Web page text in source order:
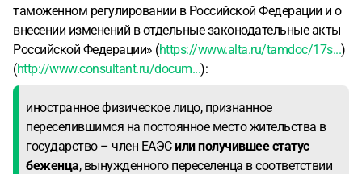
таможенном регулировании в Российской Федерации и о
внесении изменений в отдельные законодательные акты
Российской Федерации» (https://www.alta.ru/tamdoc/17s...)
(http://www.consultant.ru/docum...):
иностранное физическое лицо, признанное
переселившимся на постоянное место жительства в
государство – член ЕАЭСили получившее статус
беженца, вынужденного переселенца в соответствии